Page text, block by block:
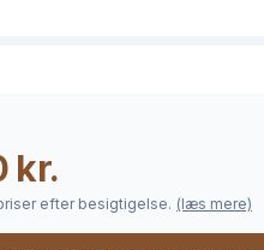
kr.
efter besigtigelse. (læs mere)